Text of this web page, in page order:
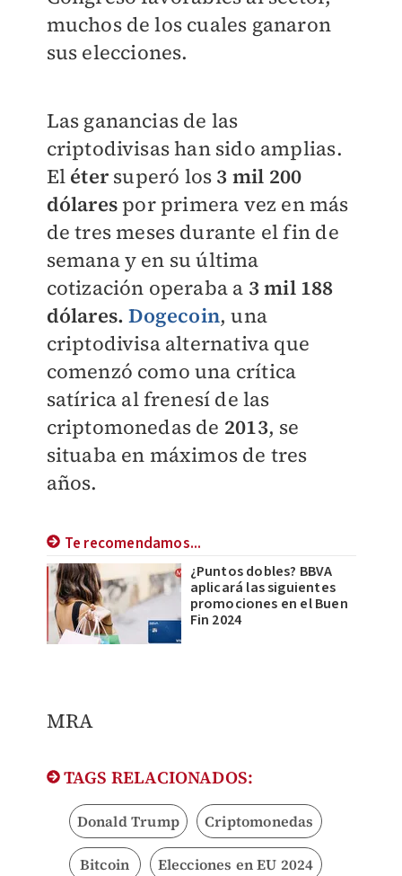
muchos de los cuales ganaron
sus elecciones.
Las ganancias de las
criptodivisas han sido amplias.
El étersuperó los 3 mil 200
dólares por primera vez en más
de tres meses durante el fin de
semana y en su última
cotización operaba a 3 mil 188
dólares. Dogecoin, una
criptodivisa alternativa que
comenzó como una crítica
satírica al frenesí de las
criptomonedas de 2013, se
situaba en máximos de tres
años.
Te recomendamos...
¿Puntos dobles? BBVA
aplicará las siguientes
promociones en el Buen
Fin 2024
MRA
TAGS RELACIONADOS:
Donald Trump Criptomonedas
Bitcoin Elecciones en EU 2024